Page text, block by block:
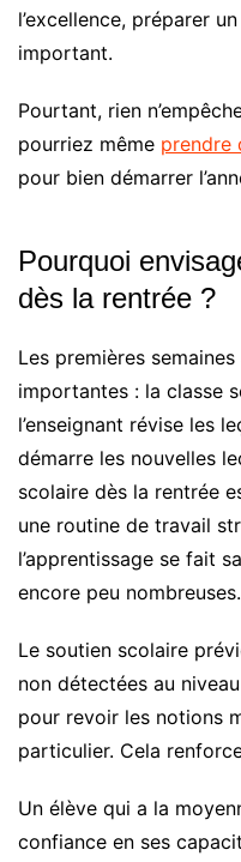
l’excellence, préparer
important.
Pourtant, rien
pourriez même prendre
pour bien démarrer
Pourquoi
dès la rentrée ?
Les premières
importantes : la classe
l’enseignant révise les
démarre les nouvelles
scolaire dès la rentrée
une routine de travail
l’apprentissage se fait
encore peu nombreuses.
Le soutien scolaire
non détectées au
pour revoir les notions
particulier. Cela
Un élève qui a la
confiance en ses